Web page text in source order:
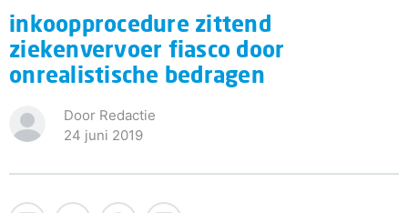
inkoopprocedure zittend
ziekenvervoer fiasco door
onrealistische bedragen
Door Redactie
24 juni 2019